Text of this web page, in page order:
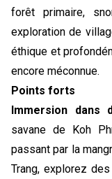
forêt primaire,
exploration de
éthique et
encore méconnue.
Points forts
Immersion dans
savane de Koh
passant par la
Trang, explorez